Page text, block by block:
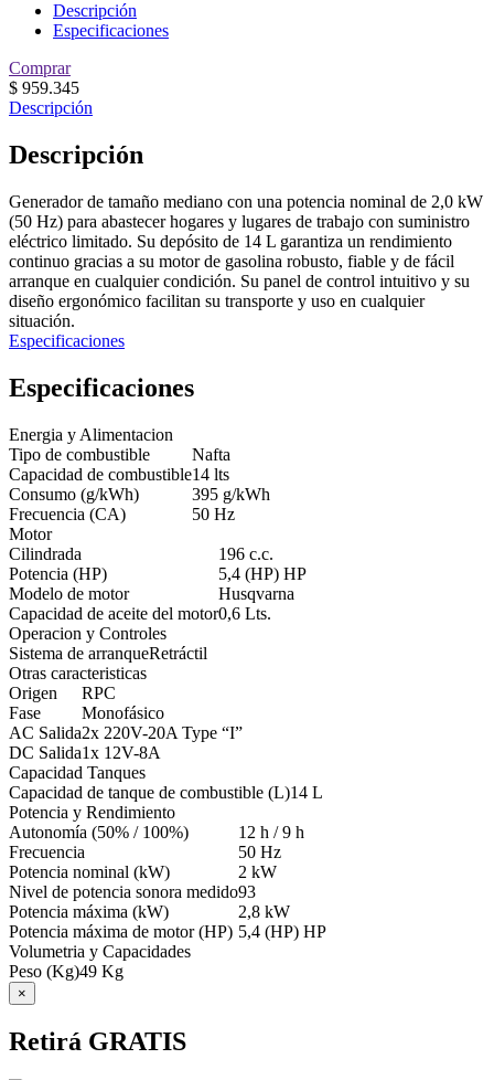
Descripción
Especificaciones
Comprar
$ 959.345
Descripción
Descripción
Generador de tamaño mediano con una potencia nominal de 2,0 kW
(50 Hz) para abastecer hogares y lugares de trabajo con suministro
eléctrico limitado. Su depósito de 14 L garantiza un rendimiento
continuo gracias a su motor de gasolina robusto, fiable y de fácil
arranque en cualquier condición. Su panel de control intuitivo y su
diseño ergonómico facilitan su transporte y uso en cualquier
situación.
Especificaciones
Especificaciones
Energia y Alimentacion
Tipo de combustible
Nafta
Capacidad de combustible14 lts
Consumo (g/kWh)
395 g/kWh
Frecuencia (CA)
50 Hz
Motor
Cilindrada
196 c.c.
Potencia (HP)
5,4 (HP) HP
Modelo de motor
Husqvarna
Capacidad de aceite del motor0,6 Lts.
Operacion y Controles
Sistema de arranqueRetráctil
Otras caracteristicas
Origen
RPC
Fase
Monofásico
AC Salida2x 220V-20A Type “I”
DC Salida1x 12V-8A
Capacidad Tanques
Capacidad de tanque de combustible (L)14 L
Potencia y Rendimiento
Autonomía (50% / 100%)
12 h / 9 h
Frecuencia
50 Hz
Potencia nominal (kW)
2 kW
Nivel de potencia sonora medido93
Potencia máxima (kW)
2,8 kW
Potencia máxima de motor (HP) 5,4 (HP) HP
Volumetria y Capacidades
Peso (Kg)49 Kg
×
Retirá GRATIS